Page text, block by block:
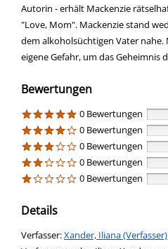
Autorin - erhält Mackenzie
"Love, Mom". Mackenzie stand
dem alkoholsüchtigen Vater nahe.
eigene Gefahr, um das Geheimnis
Bewertungen
0 Bewertungen
0 Bewertungen
0 Bewertungen
0 Bewertungen
0 Bewertungen
Details
Verfasser:Suche nach diesem
Xander, Iliana (Verfasser)